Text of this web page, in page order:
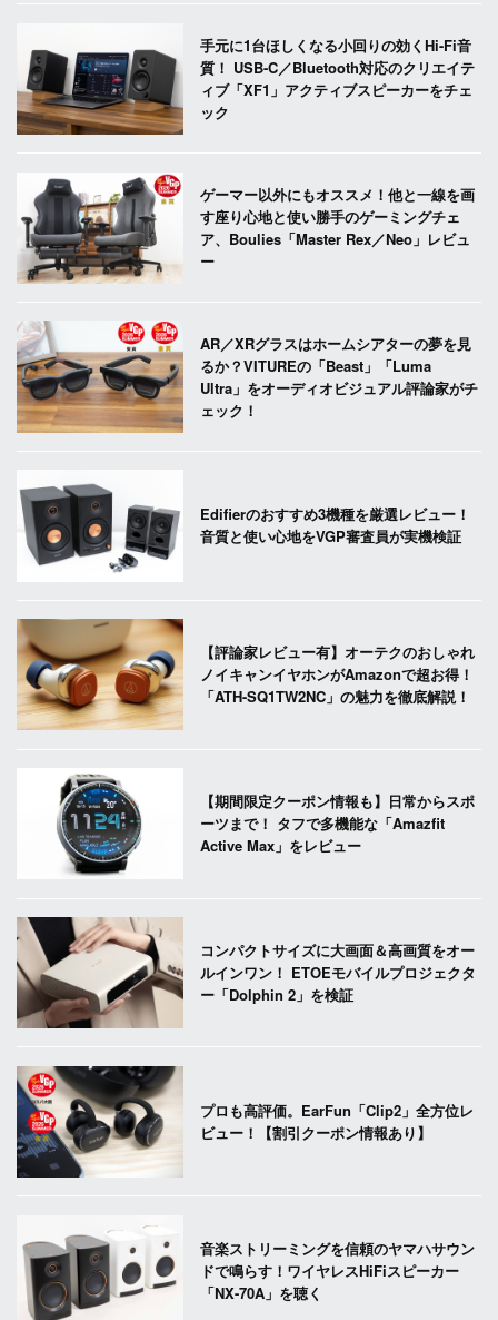
手元に1台ほしくなる小回りの効くHi-Fi音
質！ USB-C／Bluetooth対応のクリエイテ
ィブ「XF1」アクティブスピーカーをチェ
ック
ゲーマー以外にもオススメ！他と一線を画
す座り心地と使い勝手のゲーミングチェ
ア、Boulies「Master Rex／Neo」レビュ
ー
AR／XRグラスはホームシアターの夢を見
るか？VITUREの「Beast」「Luma
Ultra」をオーディオビジュアル評論家がチ
ェック！
Edifierのおすすめ3機種を厳選レビュー！
音質と使い心地をVGP審査員が実機検証
【評論家レビュー有】オーテクのおしゃれ
ノイキャンイヤホンがAmazonで超お得！
「ATH-SQ1TW2NC」の魅力を徹底解説！
【期間限定クーポン情報も】日常からスポ
ーツまで！ タフで多機能な「Amazfit
Active Max」をレビュー
コンパクトサイズに大画面＆高画質をオー
ルインワン！ ETOEモバイルプロジェクタ
ー「Dolphin 2」を検証
プロも高評価。EarFun「Clip2」全方位レ
ビュー！【割引クーポン情報あり】
音楽ストリーミングを信頼のヤマハサウン
ドで鳴らす！ワイヤレスHiFiスピーカー
「NX-70A」を聴く